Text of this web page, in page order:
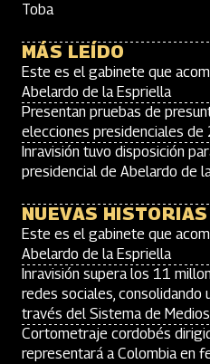
Toba
MÁS LEÍDO
Este es el gabinete que
Abelardo de la Espriella
Presentan pruebas de
elecciones presidenciales de
Inravisión tuvo disposición
presidencial de Abelardo de
NUEVAS HISTORIAS
Este es el gabinete que
Abelardo de la Espriella
Inravisión supera los 11
redes sociales, consolidando
través del Sistema de
Cortometraje cordobés
representará a Colombia en